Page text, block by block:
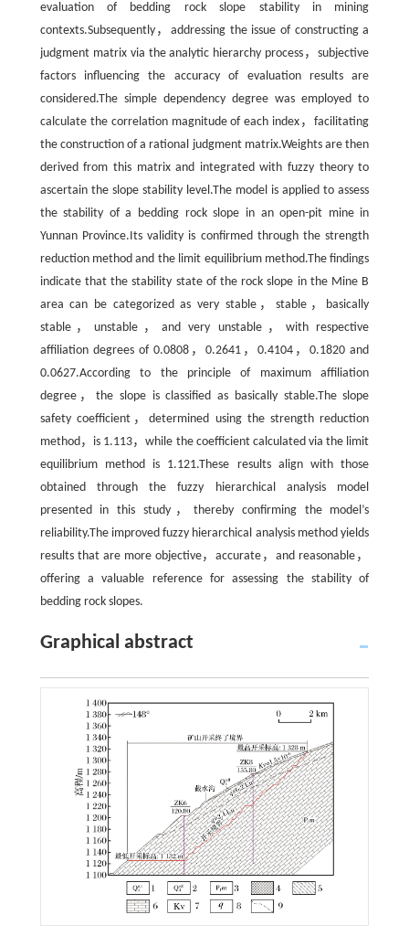
evaluation of bedding rock slope stability in mining
contexts.Subsequently，addressing the issue of constructing a
judgment matrix via the analytic hierarchy process，subjective
factors influencing the accuracy of evaluation results are
considered.The simple dependency degree was employed to
calculate the correlation magnitude of each index，facilitating
the construction of a rational judgment matrix.Weights are then
derived from this matrix and integrated with fuzzy theory to
ascertain the slope stability level.The model is applied to assess
the stability of a bedding rock slope in an open-pit mine in
Yunnan Province.Its validity is confirmed through the strength
reduction method and the limit equilibrium method.The findings
indicate that the stability state of the rock slope in the Mine B
area can be categorized as very stable，stable，basically
stable，unstable，and very unstable，with respective
affiliation degrees of 0.0808，0.2641，0.4104，0.1820 and
0.0627.According to the principle of maximum affiliation
degree，the slope is classified as basically stable.The slope
safety coefficient，determined using the strength reduction
method，is 1.113，while the coefficient calculated via the limit
equilibrium method is 1.121.These results align with those
obtained through the fuzzy hierarchical analysis model
presented in this study，thereby confirming the model’s
reliability.The improved fuzzy hierarchical analysis method yields
results that are more objective，accurate，and reasonable，
offering a valuable reference for assessing the stability of
bedding rock slopes.
Graphical abstract